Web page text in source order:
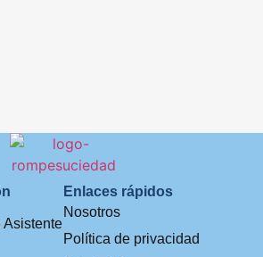
Asistente
Enlaces rápidos
Nosotros
Política de privacidad